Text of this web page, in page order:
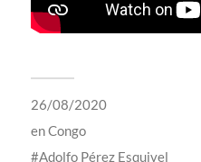
26/08/2020
enCongo
Adolfo Pérez Esquivel